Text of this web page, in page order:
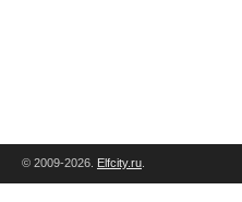
© 2009-2026. Elfcity.ru